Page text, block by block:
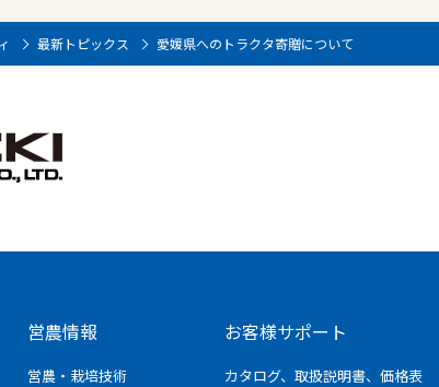
最新トピックス 愛媛県へのトラクタ寄贈について
営農情報
営農・栽培技術
お客様サポート
カタログ、取扱説明書、価格表